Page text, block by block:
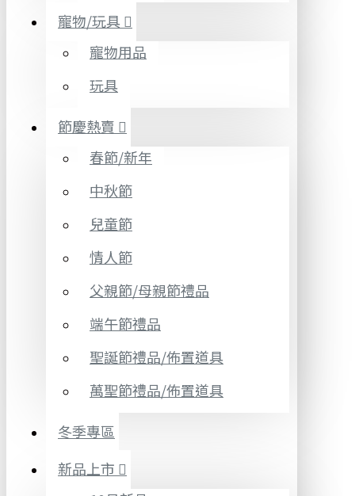
寵物/玩具
寵物用品
玩具
節慶熱賣
春節/新年
中秋節
兒童節
情人節
父親節/母親節禮品
端午節禮品
聖誕節禮品/佈置道具
萬聖節禮品/佈置道具
冬季專區
新品上市